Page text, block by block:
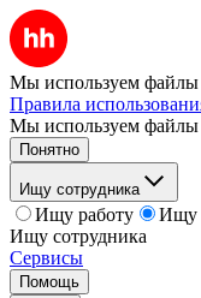
Мы используем файлы
Правила
Мы используем файлы
Понятно
Ищу сотрудника
Ищу работу
Ищу
Ищу сотрудника
Сервисы
Помощь